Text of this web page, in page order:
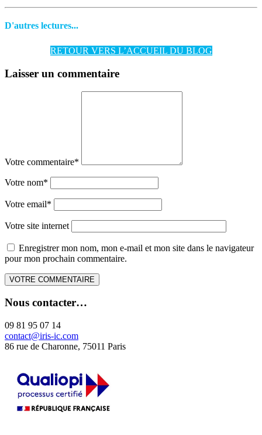
D'autres lectures...
RETOUR VERS L’ACCUEIL DU BLOG
Laisser un commentaire
Votre commentaire*
Votre nom*
Votre email*
Votre site internet
Enregistrer mon nom, mon e-mail et mon site dans le navigateur
pour mon prochain commentaire.
Nous contacter…
09 81 95 07 14
contact@iris-ic.com
86 rue de Charonne, 75011 Paris